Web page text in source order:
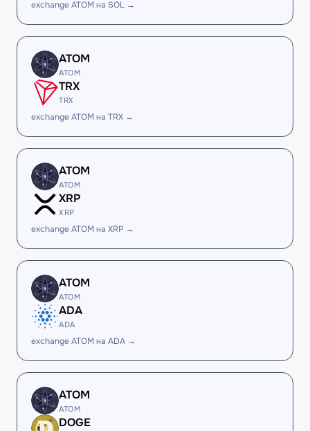
exchange ATOM на SOL →
ATOM
ATOM
TRX
TRX
exchange ATOM на TRX →
ATOM
ATOM
XRP
XRP
exchange ATOM на XRP →
ATOM
ATOM
ADA
ADA
exchange ATOM на ADA →
ATOM
ATOM
DOGE